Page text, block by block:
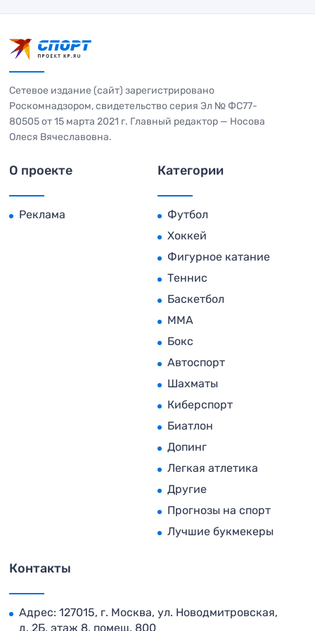
Сетевое издание (сайт) зарегистрировано
Роскомнадзором, свидетельство серия Эл № ФС77-
80505 от 15 марта 2021 г. Главный редактор — Носова
Олеся Вячеславовна.
О проекте
Реклама
Категории
Футбол
Хоккей
Фигурное катание
Теннис
Баскетбол
MMA
Бокс
Автоспорт
Шахматы
Киберспорт
Биатлон
Допинг
Легкая атлетика
Другие
Прогнозы на спорт
Лучшие букмекеры
Контакты
Адрес: 127015, г. Москва, ул. Новодмитровская,
д. 2Б, этаж 8, помещ. 800